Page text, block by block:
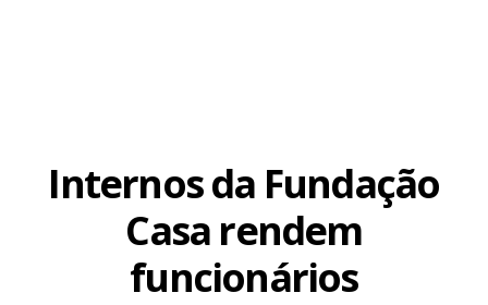
Internos da Fundação
Casa rendem
funcionários